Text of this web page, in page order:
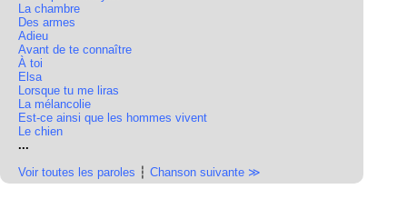
La chambre
Des armes
Adieu
Avant de te connaître
À toi
Elsa
Lorsque tu me liras
La mélancolie
Est-ce ainsi que les hommes vivent
Le chien
...
Voir toutes les paroles ┆ Chanson suivante ≫